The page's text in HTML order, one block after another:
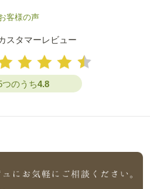
客様の声
スタマーレビュー
つのうち4.8